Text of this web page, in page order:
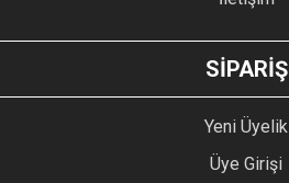
GÖNDER
SİPARİŞ
Yeni Üyelik
Üye Girişi